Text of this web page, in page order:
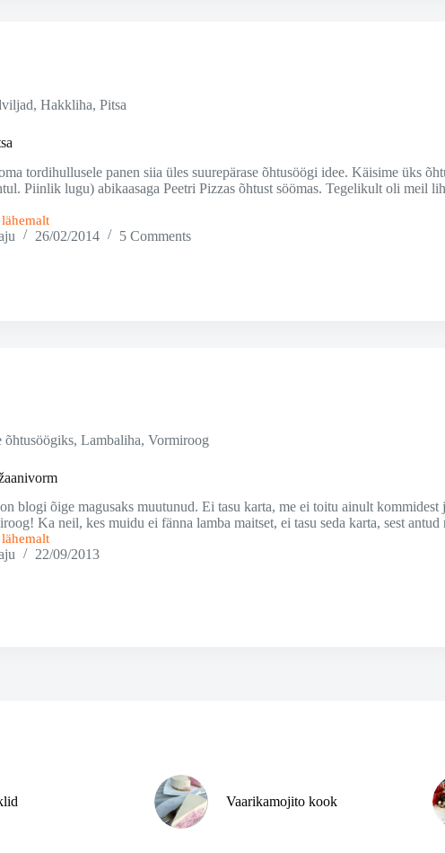
,Hakkliha,Pitsa
tordihullusele panen siia üles suurepärase õhtusöögi idee. Käisime üks
Piinlik lugu) abikaasaga Peetri Pizzas õhtust söömas. Tegelikult oli meil
26/02/2014 5 Comments
õhtusöögiks,Lambaliha,Vormiroog
blogi õige magusaks muutunud. Ei tasu karta, me ei toitu ainult
Ka neil, kes muidu ei fänna lamba maitset, ei tasu seda karta, sest
22/09/2013
Vaarikamojito kook